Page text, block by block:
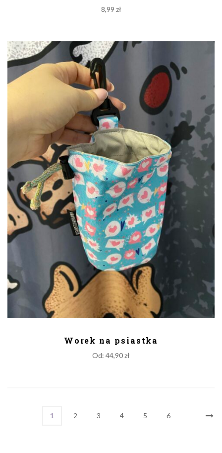
8,99 zł
Worek na psiastka
Od: 44,90zł
1 2 3 4 5 6